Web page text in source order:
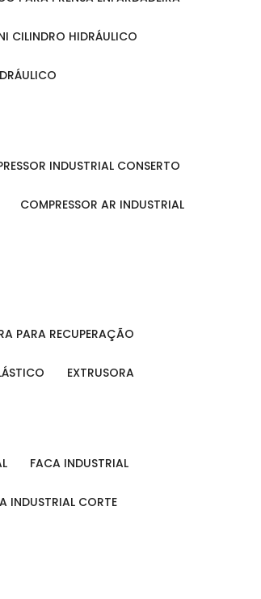
CILINDRO HIDRÁULICO
INDUSTRIAL CONSERTO
COMPRESSOR AR INDUSTRIAL
PARA RECUPERAÇÃO
EXTRUSORA
FACA INDUSTRIAL
INDUSTRIAL CORTE